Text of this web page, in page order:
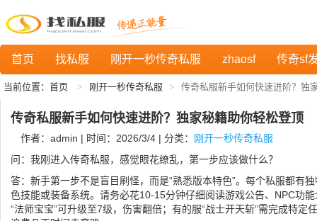
首页 找私服 刚开一秒传奇私服 zhaosf 传奇sf
当前位置： 首页 刚开一秒传奇私服 传奇私服新手如何快速进阶？独
传奇私服新手如何快速进阶？独家秘籍助你轻松登顶
作者：admin | 时间：2026/3/4 | 分类：
刚开一秒传奇私服
问：我刚进入传奇私服，感觉眼花缭乱，第一步应该做什么？
答：新手第一步不是盲目刷怪，而是“熟悉版本特色”。每个私服都有
色技能或装备系统。请务必花10-15分钟仔细阅读游戏公告、NPC功
“法师宝宝”可升级至7级，伤害翻倍；有的服“战士开天斩”需完成特定